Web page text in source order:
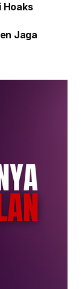
Hoaks
Jaga